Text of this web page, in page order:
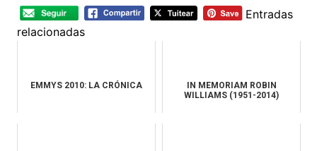
Entradas
relacionadas
EMMYS 2010: LA CRÓNICA
IN MEMORIAM ROBIN
WILLIAMS (1951-2014)